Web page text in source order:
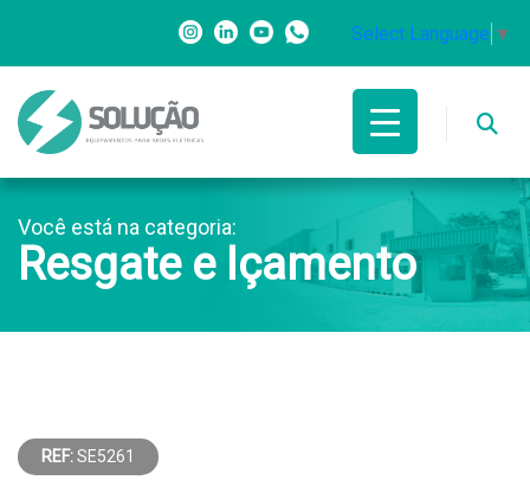
Select Language ▼
Você está na categoria:
Resgate e Içamento
REF:SE5261